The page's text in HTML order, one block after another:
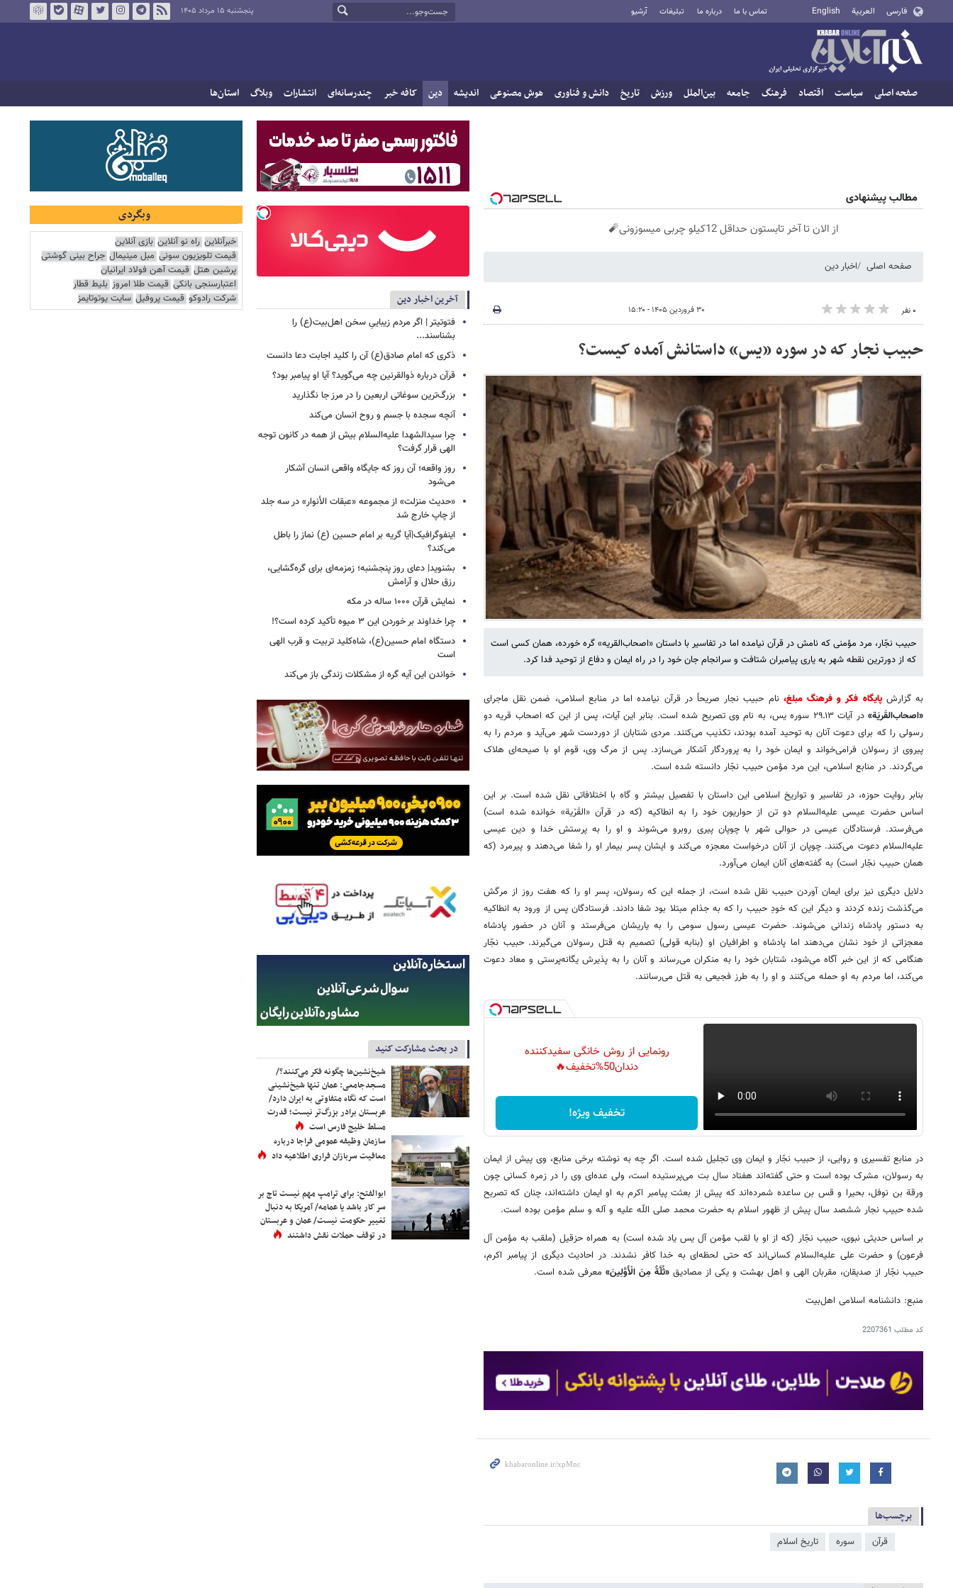
فارسی العربية English تماس با ما درباره ما تبلیغات آرشیو پنجشنبه ۱۵ مرداد ۱۴۰۵
صفحه اصلی سیاست اقتصاد فرهنگ جامعه بین‌الملل ورزش تاریخ دانش و فناوری هوش مصنوعی اندیشه دین کافه خبر چندرسانه‌ای انتشارات وبلاگ استان‌ها
مطالب پیشنهادی
از الان تا آخر تابستون حداقل 12کیلو چربی میسوزونی🧨
صفحه اصلی اخبار دین
۰ نفر ۳۰ فروردین ۱۴۰۵ - ۱۵:۲۰
حبیب نجار که در سوره «یس» داستانش آمده کیست؟
حبیب نجّار، مرد مؤمنی که نامش در قرآن نیامده اما در تفاسیر با داستان «اصحاب‌القریه» گره خورده، همان کسی است
که از دورترین نقطه شهر به یاری پیامبران شتافت و سرانجام جان خود را در راه ایمان و دفاع از توحید فدا کرد.
به گزارشپایگاه فکر و فرهنگ مبلغ، نام حبیب نجار صریحاً در قرآن نیامده اما در منابع اسلامی، ضمن نقل ماجرای
«اصحاب‌القَریَة»
در آیات ۱۳ـ۲۹ سوره یس، به نام وی تصریح شده است. بنابر این آیات، پس از این که اصحاب قریه دو
رسولی را که برای دعوت آنان به توحید آمده بودند، تکذیب می‌کنند. مردی شتابان از دوردست شهر می‌آید و مردم را به
پیروی از رسولان فرامی‌خواند و ایمان خود را به پروردگار آشکار می‌سازد. پس از مرگ وی، قوم او با صیحه‌ای هلاک
می‌گردند. در منابع اسلامی، این مرد مؤمن حبیب نجّار دانسته شده است.
بنابر روایت حوزه، در تفاسیر و تواریخ اسلامی این داستان با تفصیل بیشتر و گاه با اختلافاتی نقل شده است. بر این
اساس حضرت عیسی علیه‌السلام دو تن از حواریون خود را به انطاکیه (که در قرآن «القَرْیة» خوانده شده است)
می‌فرستد. فرستادگان عیسی در حوالی شهر با چوپان پیری روبرو می‌شوند و او را به پرستش خدا و دین عیسی
علیه‌السلام دعوت می‌کنند. چوپان از آنان درخواست معجزه می‌کند و ایشان پسر بیمار او را شفا می‌دهند و پیرمرد (که
همان حبیب نجّار است) به گفته‌های آنان ایمان می‌آورد.
دلایل دیگری نیز برای ایمان آوردن حبیب نقل شده است، از جمله این که رسولان، پسر او را که هفت روز از مرگش
می‌گذشت زنده کردند و دیگر این که خودِ حبیب را که به جذام مبتلا بود شفا دادند. فرستادگان پس از ورود به انطاکیه
به دستور پادشاه زندانی می‌شوند. حضرت عیسی رسول سومی را به یاریشان می‌فرستد و آنان در حضور پادشاه
معجزاتی از خود نشان می‌دهند اما پادشاه و اطرافیان او (بنابه قولی) تصمیم به قتل رسولان می‌گیرند. حبیب نجّار
هنگامی‌ که از این خبر آگاه می‌شود، شتابان خود را به منکران می‌رساند و آنان را به پذیرش یگانه‌پرستی و معاد دعوت
می‌کند، اما مردم به او حمله می‌کنند و او را به طرز فجیعی به قتل می‌رسانند.
رونمایی از روش خانگی سفیدکننده
دندان50%تخفیف🔥
تخفیف ویژه!
در منابع تفسیری و روایی، از حبیب نجّار و ایمان وی تجلیل شده است. اگر چه به نوشته برخی منابع، وی پیش از ایمان
به رسولان، مشرک بوده است و حتی گفته‌اند هفتاد سال بت می‌پرستیده است، ولی عده‌ای وی را در زمره کسانی چون
ورقة بن نوفل، بحیرا و قس‌ بن ساعده شمرده‌اند که پیش از بعثت پیامبر اکرم به او ایمان داشته‌اند، چنان‌ که تصریح
شده حبیب نجار ششصد سال پیش از ظهور اسلام به حضرت محمد صلی‌ اللّه‌ علیه‌ و آله‌ و سلم مؤمن بوده است.
بر اساس حدیثی نبوی، حبیب نجّار (که از او با لقب مؤمن آل‌ یس یاد شده است) به همراه حزقیل (ملقب به مؤمن آل‌
فرعون) و حضرت علی علیه‌السلام کسانی‌اند که حتی لحظه‌ای به خدا کافر نشدند. در احادیث دیگری از پیامبر اکرم،
حبیب نجّار از صدیقان، مقربان الهی و اهل بهشت و یکی از مصادیق «ثُلَّةٌ مِنَ الْأَوَّلِینَ» معرفی شده است.
منبع: دانشنامه اسلامی اهل‌بیت
کد مطلب 2207361
برچسب‌ها
قرآن سوره تاریخ اسلام
آخرین اخبار دین
فتوتیتر | اگر مردم زیباییِ سخن اهل‌بیت(ع) را
بشناسند...
ذکری که امام صادق(ع) آن را کلید اجابت دعا دانست
قرآن درباره ذوالقرنین چه می‌گوید؟ آیا او پیامبر بود؟
بزرگ‌ترین سوغاتی اربعین را در مرز جا نگذارید
آنچه سجده با جسم و روح انسان می‌کند
چرا سیدالشهدا علیه‌السلام بیش از همه در کانون توجه
الهی قرار گرفت؟
روز واقعه؛ آن روز که جایگاه واقعی انسان آشکار
می‌شود
«حدیث منزلت» از مجموعه «عبقات الأنوار» در سه جلد
از چاپ خارج شد
اینفوگرافیک|آیا گریه بر امام حسین (ع) نماز را باطل
می‌کند؟
بشنوید| دعای روز پنجشنبه؛ زمزمه‌ای برای گره‌گشایی،
رزق حلال و آرامش
نمایش قرآن ۱۰۰۰ ساله در مکه
چرا خداوند بر خوردن این ۳ میوه تأکید کرده است؟!
دستگاه امام حسین(ع)، شاه‌کلید تربیت و قرب الهی
است
خواندن این آیه گره از مشکلات زندگی باز می‌کند
در بحث مشارکت کنید
شیخ‌نشین‌ها چگونه فکر می‌کنند؟/
مسجدجامعی: عمان تنها شیخ‌نشینی
است که نگاه متفاوتی به ایران دارد/
عربستان برادر بزرگ‌تر نیست؛ قدرت
مسلط خلیج فارس است
سازمان وظیفه عمومی فراجا درباره
معافیت سربازان فراری اطلاعیه داد
ابوالفتح: برای ترامپ مهم نیست تاج بر
سر کار باشد یا عمامه/ آمریکا به دنبال
تغییر حکومت نیست/ عمان و عربستان
در توقف حملات نقش داشتند
وبگردی
خبرآنلاین راه نو آنلاین بازی آنلاین
قیمت تلویزیون سونی مبل مینیمال جراح بینی گوشتی
پرشین هتل قیمت آهن فولاد ایرانیان
اعتبارسنجی بانکی قیمت طلا امروز بلیط قطار
شرکت رادوکو قیمت پروفیل سایت یوتوتایمز